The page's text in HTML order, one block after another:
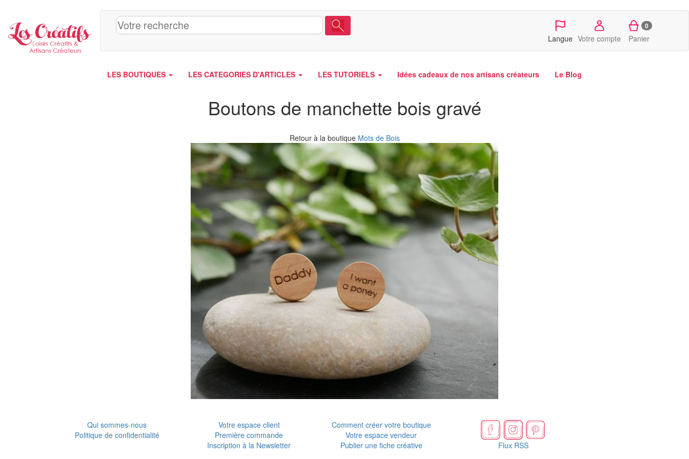
Langue Votre compte
0
Panier
LES BOUTIQUES LES CATEGORIES D'ARTICLES LES TUTORIELS Idées cadeaux de nos artisans créateurs Le Blog
Boutons de manchette bois gravé
Retour à la boutique Mots de Bois
Qui sommes-nous
Politique de confidentialité
Votre espace client
Première commande
Inscription à la Newsletter
Comment créer votre boutique
Votre espace vendeur
Publier une fiche créative
Flux RSS